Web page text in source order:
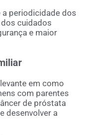
periodicidade dos
cuidados
e maior
em como
com parentes
de próstata
desenvolver a